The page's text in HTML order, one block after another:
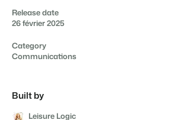
de vacances
Pour les Groupes
groupe
Release date
26 février 2025
Category
Communications
Built by
Leisure Logic